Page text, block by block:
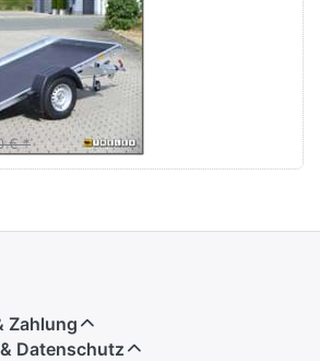
€ *
Zahlung
Datenschutz